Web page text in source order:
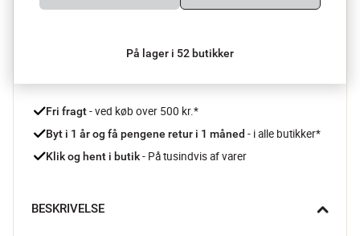
På lager i 52 butikker
Fri fragt - ved køb over 500 kr.*
Byt i 1 år og få pengene retur i 1 måned - i alle butikker*
Klik og hent i butik - På tusindvis af varer
BESKRIVELSE